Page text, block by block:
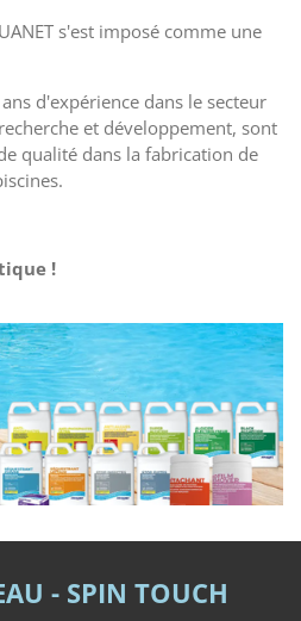
s'est imposé comme une
d'expérience dans le secteur
et développement, sont
qualité dans la fabrication de
!
- SPIN TOUCH